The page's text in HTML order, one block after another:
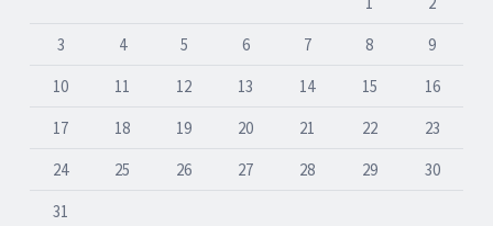
3
4 5 6 7 8
9
10
11 12 13 14 15
16
17
18 19 20 21 22
23
24
25 26 27 28 29
30
31